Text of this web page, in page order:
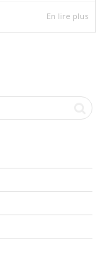
En lire plus